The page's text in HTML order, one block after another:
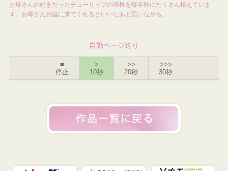
お母さんの好きだったチューリップの球根を毎年秋にたくさん植えていま
す。お母さんが庭に来てくれるといいなあと思いながら。
自動ページ送り
■
停止
>
10秒
>>
20秒
>>>
30秒